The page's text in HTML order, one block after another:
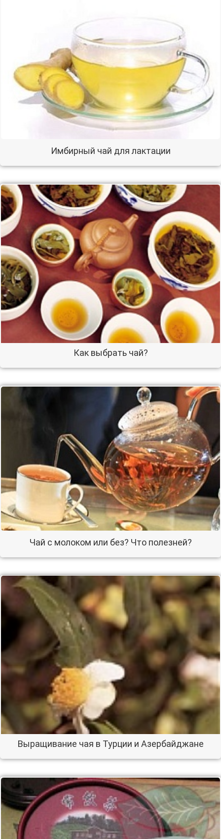
Имбирный чай для лактации
Как выбрать чай?
Чай с молоком или без? Что полезней?
Выращивание чая в Турции и Азербайджане